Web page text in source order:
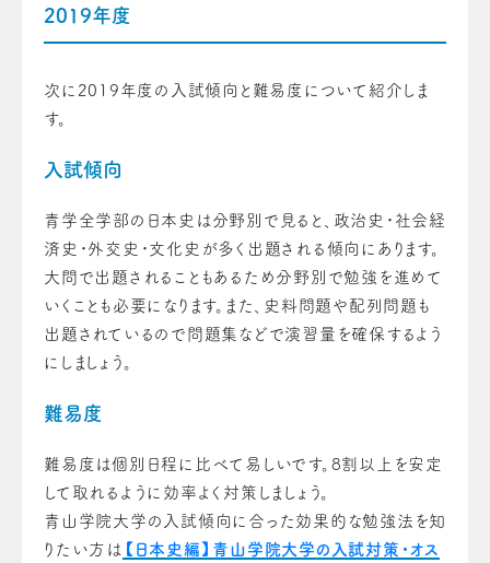
2019年度
次に2019年度の入試傾向と難易度について紹介しま
す。
入試傾向
青学全学部の日本史は分野別で見ると、政治史・社会経
済史・外交史・文化史が多く出題される傾向にあります。
大問で出題されることもあるため分野別で勉強を進めて
いくことも必要になります。また、史料問題や配列問題も
出題されているので問題集などで演習量を確保するよう
にしましょう。
難易度
難易度は個別日程に比べて易しいです。8割以上を安定
して取れるように効率よく対策しましょう。
青山学院大学の入試傾向に合った効果的な勉強法を知
りたい方は 【日本史編】青山学院大学の入試対策・オス